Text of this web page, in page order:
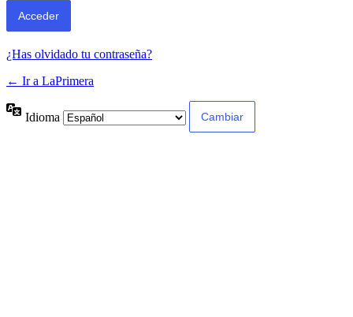
¿Has olvidado tu contraseña?
← Ir a LaPrimera
Idioma